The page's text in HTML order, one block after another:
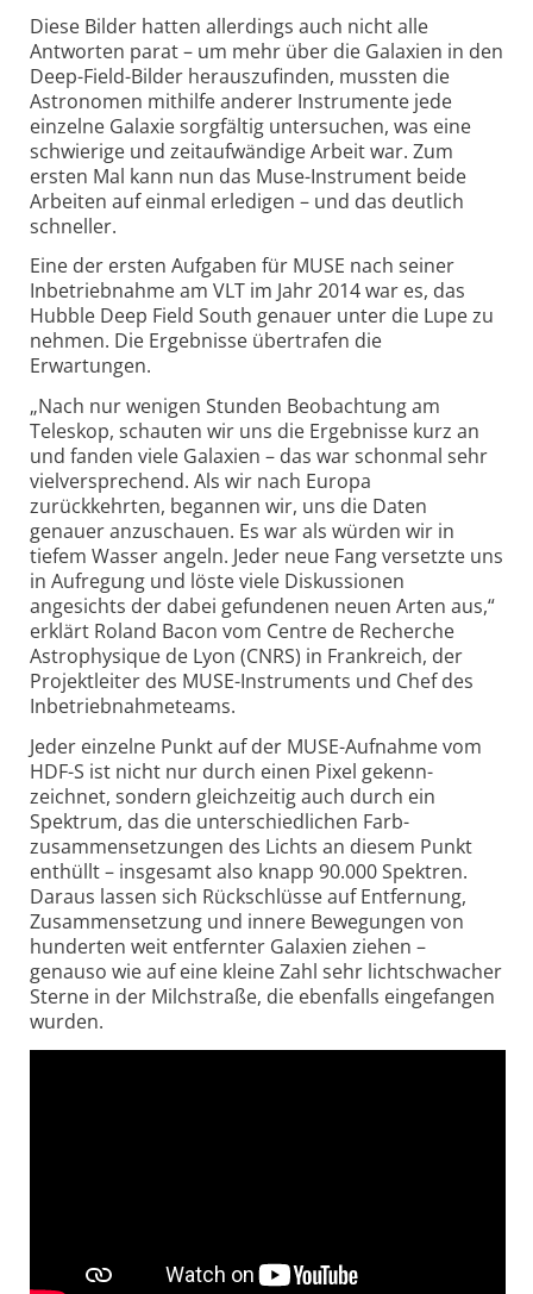
Diese Bilder hatten allerdings auch nicht alle
Antworten parat – um mehr über die Galaxien in den
Deep-Field-Bilder herauszu­finden, mussten die
Astronomen mithilfe anderer Instrumente jede
einzelne Galaxie sorgfältig unter­suchen, was eine
schwierige und zeitauf­wändige Arbeit war. Zum
ersten Mal kann nun das Muse-Instrument beide
Arbeiten auf einmal erledigen – und das deutlich
schneller.
Eine der ersten Aufgaben für MUSE nach seiner
Inbetriebnahme am VLT im Jahr 2014 war es, das
Hubble Deep Field South genauer unter die Lupe zu
nehmen. Die Ergebnisse übertrafen die
Erwartungen.
„Nach nur wenigen Stunden Beobachtung am
Teleskop, schauten wir uns die Ergebnisse kurz an
und fanden viele Galaxien – das war schonmal sehr
vielversprechend. Als wir nach Europa
zurückkehrten, begannen wir, uns die Daten
genauer anzuschauen. Es war als würden wir in
tiefem Wasser angeln. Jeder neue Fang versetzte uns
in Aufregung und löste viele Diskus­sionen
angesichts der dabei gefundenen neuen Arten aus,“
erklärt Roland Bacon vom Centre de Recherche
Astro­physique de Lyon (CNRS) in Frankreich, der
Projektleiter des MUSE-Instru­ments und Chef des
Inbetrieb­nahme­teams.
Jeder einzelne Punkt auf der MUSE-Aufnahme vom
HDF-S ist nicht nur durch einen Pixel gekenn­
zeichnet, sondern gleichzeitig auch durch ein
Spektrum, das die unterschiedlichen Farb­
zusammen­setzungen des Lichts an diesem Punkt
enthüllt – insgesamt also knapp 90.000 Spektren.
Daraus lassen sich Rück­schlüsse auf Entfernung,
Zusammen­setzung und innere Bewegungen von
hunderten weit entfernter Galaxien ziehen –
genauso wie auf eine kleine Zahl sehr licht­schwacher
Sterne in der Milch­straße, die ebenfalls eingefangen
wurden.